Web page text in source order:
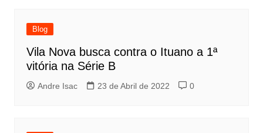
Blog
Vila Nova busca contra o Ituano a 1ª
vitória na Série B
Andre Isac 23 de Abril de 2022 0